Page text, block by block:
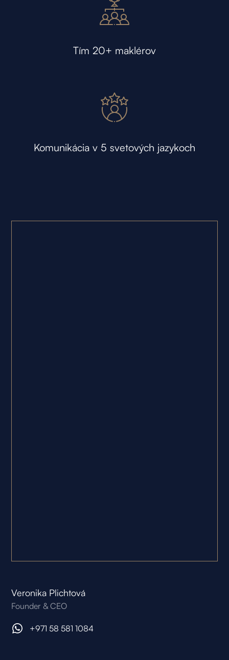
Tím 20+ maklérov
Komunikácia v 5 svetových jazykoch
Veronika Plichtová
Founder & CEO
+971 58 581 1084